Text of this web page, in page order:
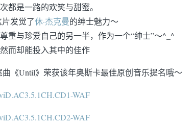
都是一路的欢笑与甜蜜。
发觉了休·杰克曼的绅士魅力～
与珍爱自己的另一半，作为一个“绅士”～^_^
而却能投入其中的佳作
《Until》荣获该年奥斯卡最佳原创音乐提名哦～